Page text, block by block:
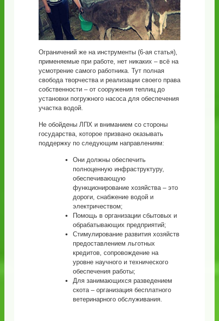
Ограничений же на инструменты (6-ая статья),
применяемые при работе, нет никаких – всё на
усмотрение самого работника. Тут полная
свобода творчества и реализации своего права
собственности – от сооружения теплиц до
установки погружного насоса для обеспечения
участка водой.
Не обойдены ЛПХ и вниманием со стороны
государства, которое призвано оказывать
поддержку по следующим направлениям:
Они должны обеспечить
полноценную инфраструктуру,
обеспечивающую
функционирование хозяйства – это
дороги, снабжение водой и
электричеством;
Помощь в организации сбытовых и
обрабатывающих предприятий;
Стимулирование развития хозяйств
предоставлением льготных
кредитов, сопровождение на
уровне научного и технического
обеспечения работы;
Для занимающихся разведением
скота – организация бесплатного
ветеринарного обслуживания.